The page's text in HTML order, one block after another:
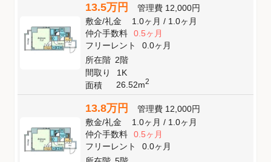
13.5万円 管理費 12,000円
敷金/礼金 1.0ヶ月/ 1.0ヶ月
仲介手数料
0.5ヶ月
フリーレント
0.0ヶ月
所在階 2階
間取り
1K
面積
26.52m2
13.8万円 管理費 12,000円
敷金/礼金 1.0ヶ月/ 1.0ヶ月
仲介手数料
0.5ヶ月
フリーレント
0.0ヶ月